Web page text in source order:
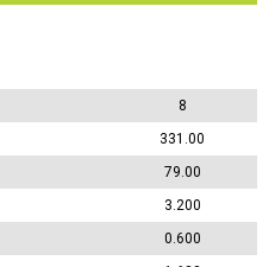
8
331.00
79.00
3.200
0.600